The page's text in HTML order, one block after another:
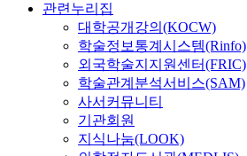
관련누리집
대학공개강의(KOCW)
학술정보통계시스템(Rinfo)
외국학술지지원센터(FRIC)
학술관계분석서비스(SAM)
사서커뮤니티
기관회원
지식나눔(LOOK)